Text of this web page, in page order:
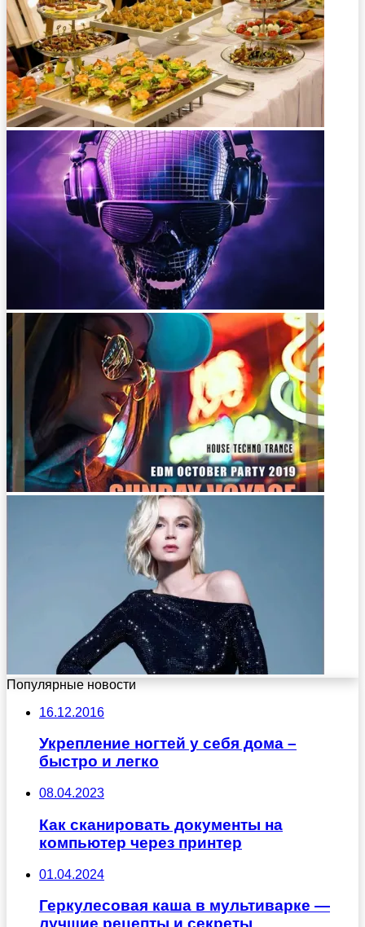
Популярные новости
16.12.2016
Укрепление ногтей у себя дома –
быстро и легко
08.04.2023
Как сканировать документы на
компьютер через принтер
01.04.2024
Геркулесовая каша в мультиварке —
лучшие рецепты и секреты